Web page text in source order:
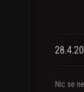
Nic se